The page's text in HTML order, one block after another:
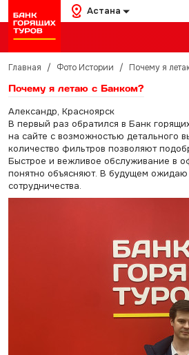
Астана
Главная / Фото Истории / Почему я
Почему я летаю с Банком?
Александр, Красноярск
В первый раз обратился в Банк
на сайте с возможностью детального
количество фильтров позволяют
Быстрое и вежливое обслуживание в
понятно объясняют. В будущем ожидаю
сотрудничества.